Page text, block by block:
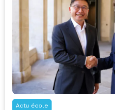
Actu école